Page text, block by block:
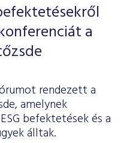
a
rendezett a
amelynek
befektetések és a
álltak.